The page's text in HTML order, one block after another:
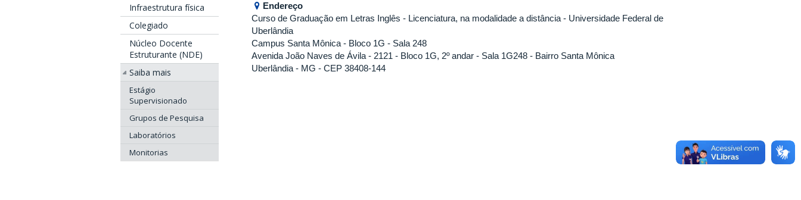
Infraestrutura física
Colegiado
Núcleo Docente
Estruturante (NDE)
Saiba mais
Estágio
Supervisionado
Grupos de Pesquisa
Laboratórios
Monitorias
Endereço
Curso de Graduação em Letras Inglês - Licenciatura, na modalidade a distância - Universidade Federal de
Uberlândia
Campus Santa Mônica - Bloco 1G - Sala 248
Avenida João Naves de Ávila - 2121 - Bloco 1G, 2º andar - Sala 1G248 - Bairro Santa Mônica
Uberlândia - MG - CEP 38408-144